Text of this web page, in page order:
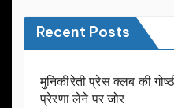
Recent Posts
मुनिकीरेती प्रेस क्लब की
प्रेरणा लेने पर जोर